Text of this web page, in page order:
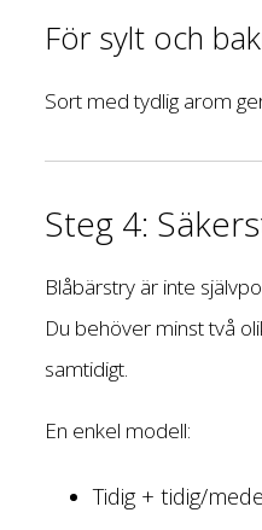
För sylt och
Sort med tydlig arom
Steg 4:
Blåbärstry är inte
Du behöver minst två
samtidigt.
En enkel modell:
Tidig + tidig/